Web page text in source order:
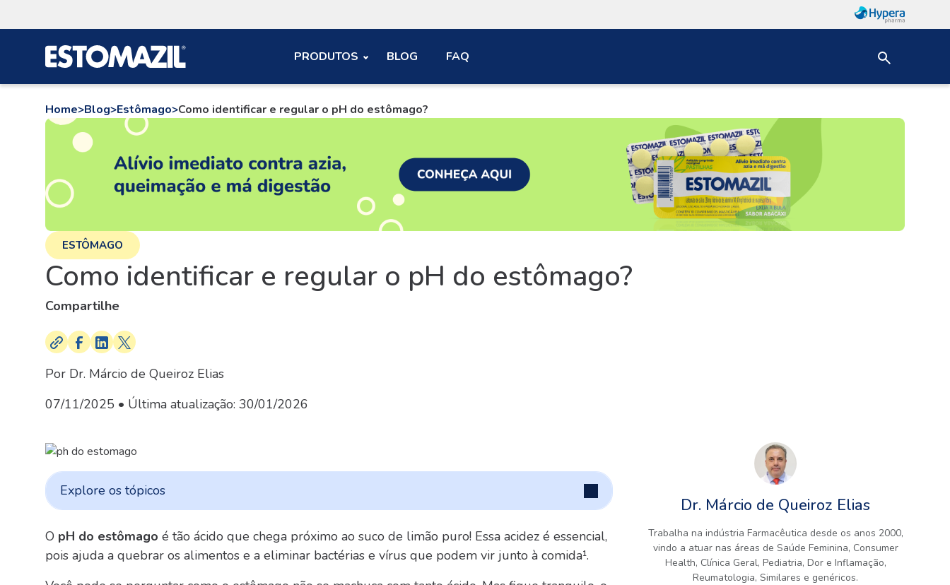
PRODUTOS BLOG FAQ
Home>Blog>Estômago>Como identificar e regular o pH do estômago?
ESTÔMAGO
Como identificar e regular o pH do estômago?
Compartilhe
Por Dr. Márcio de Queiroz Elias
07/11/2025 • Última atualização: 30/01/2026
Explore os tópicos
O pH do estômago é tão ácido que chega próximo ao suco de limão puro! Essa acidez é essencial,
pois ajuda a quebrar os alimentos e a eliminar bactérias e vírus que podem vir junto à comida¹.
Dr. Márcio de Queiroz Elias
Trabalha na indústria Farmacêutica desde os anos 2000,
vindo a atuar nas áreas de Saúde Feminina, Consumer
Health, Clínica Geral, Pediatria, Dor e Inflamação,
Reumatologia, Similares e genéricos.